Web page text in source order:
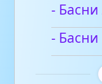
-
-